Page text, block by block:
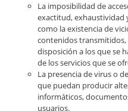
La imposibilidad de
exactitud, exhaustividad
como la existencia de
contenidos transmitidos,
disposición a los que se
de los servicios que se
La presencia de virus o
que puedan producir
informáticos,
usuarios.